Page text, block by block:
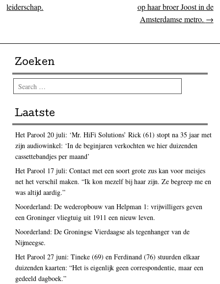
leiderschap.
op haar broer Joost in de
Amsterdamse metro. →
Zoeken
Search
Laatste
Het Parool 20 juli: ‘Mr. HiFi Solutions’ Rick (61) stopt na 35 jaar met
zijn audiowinkel: ‘In de beginjaren verkochten we hier duizenden
cassettebandjes per maand’
Het Parool 17 juli: Contact met een soort grote zus kan voor meisjes
net het verschil maken. “Ik kon mezelf bij haar zijn. Ze begreep me en
was altijd aardig.”
Noorderland: De wederopbouw van Helpman 1: vrijwilligers geven
een Groninger vliegtuig uit 1911 een nieuw leven.
Noorderland: De Groningse Vierdaagse als tegenhanger van de
Nijmeegse.
Het Parool 27 juni: Tineke (69) en Ferdinand (76) stuurden elkaar
duizenden kaarten: “Het is eigenlijk geen correspondentie, maar een
gedeeld dagboek.”